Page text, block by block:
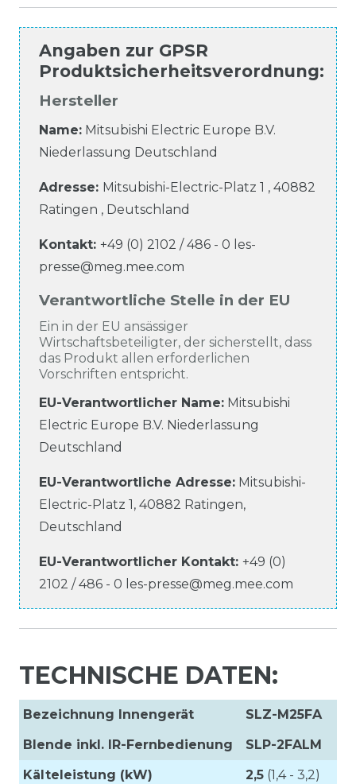
Angaben zur GPSR
Produktsicherheitsverordnung:
Hersteller
Name: Mitsubishi Electric Europe B.V.
Niederlassung Deutschland
Adresse: Mitsubishi-Electric-Platz 1 , 40882
Ratingen , Deutschland
Kontakt: +49 (0) 2102 / 486 - 0 les-
presse@meg.mee.com
Verantwortliche Stelle in der EU
Ein in der EU ansässiger
Wirtschaftsbeteiligter, der sicherstellt, dass
das Produkt allen erforderlichen
Vorschriften entspricht.
EU-Verantwortlicher Name: Mitsubishi
Electric Europe B.V. Niederlassung
Deutschland
EU-Verantwortliche Adresse: Mitsubishi-
Electric-Platz 1, 40882 Ratingen,
Deutschland
EU-Verantwortlicher Kontakt: +49 (0)
2102 / 486 - 0 les-presse@meg.mee.com
TECHNISCHE DATEN:
Bezeichnung Innengerät
SLZ-M25FA
Blende inkl. IR-Fernbedienung
SLP-2FALM
Kälteleistung (kW)
2,5 (1,4 - 3,2)